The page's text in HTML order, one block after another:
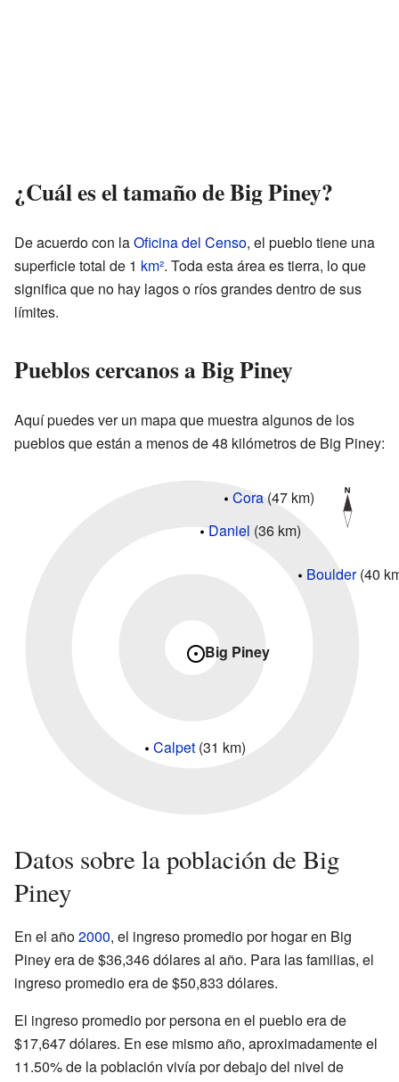
¿Cuál es el tamaño de Big Piney?
De acuerdo con laOficina del Censo, el pueblo tiene una
superficie total de 1 km². Toda esta área es tierra, lo que
significa que no hay lagos o ríos grandes dentro de sus
límites.
Pueblos cercanos a Big Piney
Aquí puedes ver un mapa que muestra algunos de los
pueblos que están a menos de 48 kilómetros de Big Piney:
Big Piney
Boulder(40
Calpet(31 km)
Cora (47 km)
Daniel (36 km)
Datos sobre la población de Big
Piney
En el año2000, el ingreso promedio por hogar en Big
Piney era de $36,346 dólares al año. Para las familias, el
ingreso promedio era de $50,833 dólares.
El ingreso promedio por persona en el pueblo era de
$17,647 dólares. En ese mismo año, aproximadamente el
11.50% de la población vivía por debajo del nivel de